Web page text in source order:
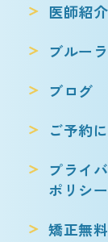
医師紹介
ブルー
ブログ
ご予約
プライ
ポリシー
矯正無